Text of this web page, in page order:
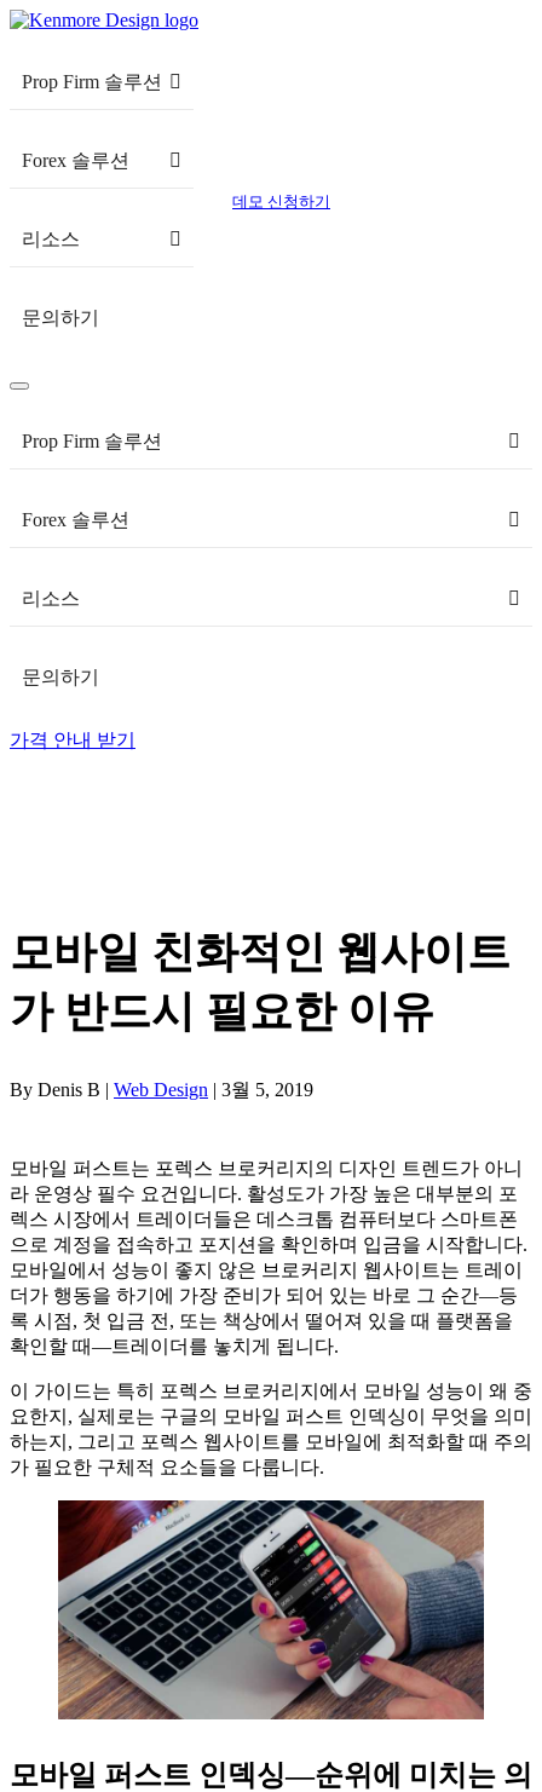
Prop Firm 솔루션
Forex 솔루션
리소스
문의하기
데모 신청하기
Prop Firm 솔루션
Forex 솔루션
리소스
문의하기
가격 안내 받기
모바일 친화적인 웹사이트
가 반드시 필요한 이유
By Denis B | Web Design | 3월 5, 2019
모바일 퍼스트는 포렉스 브로커리지의 디자인 트렌드가 아니
라 운영상 필수 요건입니다. 활성도가 가장 높은 대부분의 포
렉스 시장에서 트레이더들은 데스크톱 컴퓨터보다 스마트폰
으로 계정을 접속하고 포지션을 확인하며 입금을 시작합니다.
모바일에서 성능이 좋지 않은 브로커리지 웹사이트는 트레이
더가 행동을 하기에 가장 준비가 되어 있는 바로 그 순간—등
록 시점, 첫 입금 전, 또는 책상에서 떨어져 있을 때 플랫폼을
확인할 때—트레이더를 놓치게 됩니다.
이 가이드는 특히 포렉스 브로커리지에서 모바일 성능이 왜 중
요한지, 실제로는 구글의 모바일 퍼스트 인덱싱이 무엇을 의미
하는지, 그리고 포렉스 웹사이트를 모바일에 최적화할 때 주의
가 필요한 구체적 요소들을 다룹니다.
모바일 퍼스트 인덱싱—순위에 미치는 의